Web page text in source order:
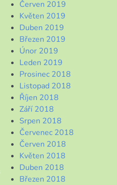
Červen 2019
Květen 2019
Duben 2019
Březen 2019
Únor 2019
Leden 2019
Prosinec 2018
Listopad 2018
Říjen 2018
Září 2018
Srpen 2018
Červenec 2018
Červen 2018
Květen 2018
Duben 2018
Březen 2018